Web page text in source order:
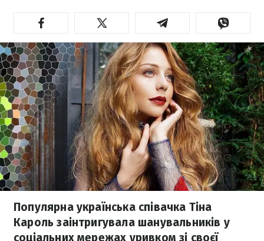
Популярна українська співачка Тіна
Кароль заінтригувала шанувальників у
соціальних мережах уривком зі своєї